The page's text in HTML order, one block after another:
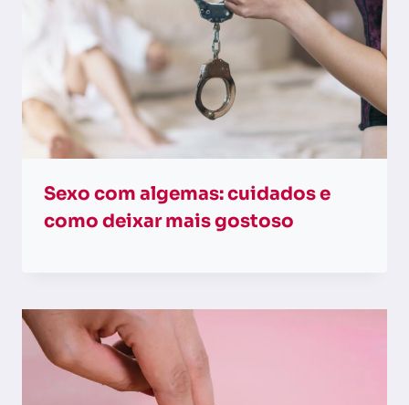
Sexo com algemas: cuidados e
como deixar mais gostoso